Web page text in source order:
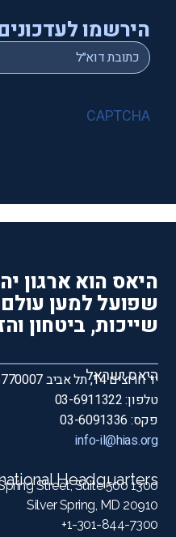
הירשמו
Email
*
CAPTCHA
היאס הוא ארגון
שפועל למען
שייכות, ביטחון
היאס ישראל
יד חרוצים 14, תל אביב 6770007
טלפון: 03-6911322
פקס: 03-6091336
info-il@hias.org
Headquarters
1300 Spring Street, Suite 500
Silver Spring, MD 20910
1-301-844-7300+